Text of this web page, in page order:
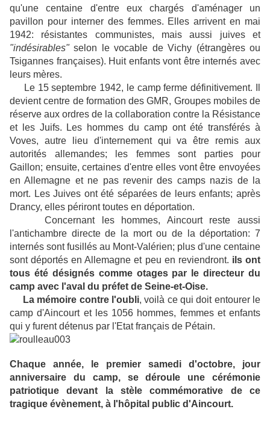
qu'une centaine d'entre eux chargés d'aménager un
pavillon pour interner des femmes. Elles arrivent en mai
1942: résistantes communistes, mais aussi juives et
"indésirables"selon le vocable de Vichy (étrangères ou
Tsigannes françaises). Huit enfants vont être internés avec
leurs mères.
Le 15 septembre 1942, le camp ferme définitivement. Il
devient centre de formation des GMR, Groupes mobiles de
réserve aux ordres de la collaboration contre la Résistance
et les Juifs. Les hommes du camp ont été transférés à
Voves, autre lieu d'internement qui va être remis aux
autorités allemandes; les femmes sont parties pour
Gaillon; ensuite, certaines d'entre elles vont être envoyées
en Allemagne et ne pas revenir des camps nazis de la
mort. Les Juives ont été séparées de leurs enfants; après
Drancy, elles périront toutes en déportation.
Concernant les hommes, Aincourt reste aussi
l'antichambre directe de la mort ou de la déportation: 7
internés sont fusillés au Mont-Valérien; plus d'une centaine
sont déportés en Allemagne et peu en reviendront. ils ont
tous été désignés comme otages par le directeur du
camp avec l'aval du préfet de Seine-et-Oise.
La mémoire contre l'oubli, voilà ce qui doit entourer le
camp d'Aincourt et les 1056 hommes, femmes et enfants
qui y furent détenus par l'Etat français de Pétain.
Chaque année, le premier samedi d'octobre, jour
anniversaire du camp, se déroule une cérémonie
patriotique devant la stèle commémorative de ce
tragique évènement, à l'hôpital public d'Aincourt.